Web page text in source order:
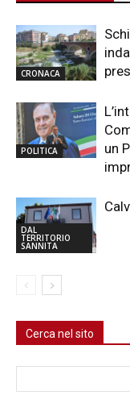
CRONACA
POLITICA
un
DAL
TERRITORIO
SANNITA
Cerca nel sito